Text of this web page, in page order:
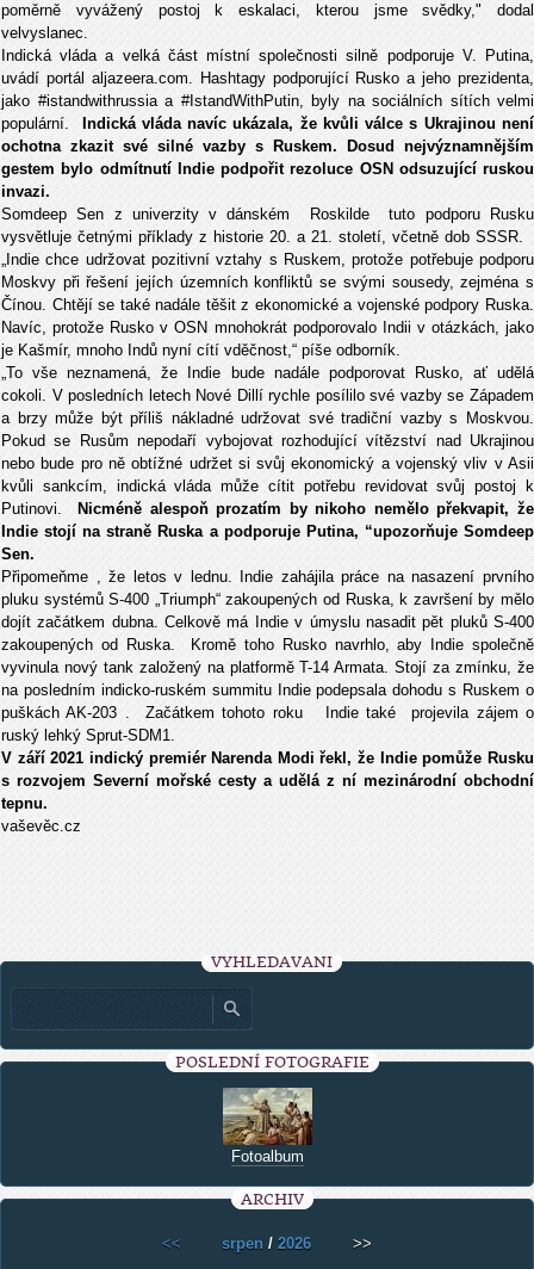
poměrně vyvážený postoj k eskalaci, kterou jsme svědky," dodal
velvyslanec.
Indická vláda a velká část místní společnosti silně podporuje V. Putina,
uvádí portál aljazeera.com. Hashtagy podporující Rusko a jeho prezidenta,
jako #istandwithrussia a #IstandWithPutin, byly na sociálních sítích velmi
populární.
Indická vláda navíc ukázala, že kvůli válce s Ukrajinou není
ochotna zkazit své silné vazby s Ruskem. Dosud nejvýznamnějším
gestem bylo odmítnutí Indie podpořit rezoluce OSN odsuzující ruskou
invazi.
Somdeep Sen z univerzity v dánském Roskilde tuto podporu Rusku
vysvětluje četnými příklady z historie 20. a 21. století, včetně dob SSSR.
„Indie chce udržovat pozitivní vztahy s Ruskem, protože potřebuje podporu
Moskvy při řešení jejích územních konfliktů se svými sousedy, zejména s
Čínou. Chtějí se také nadále těšit z ekonomické a vojenské podpory Ruska.
Navíc, protože Rusko v OSN mnohokrát podporovalo Indii v otázkách, jako
je Kašmír, mnoho Indů nyní cítí vděčnost,“ píše odborník.
„To vše neznamená, že Indie bude nadále podporovat Rusko, ať udělá
cokoli. V posledních letech Nové Dillí rychle posílilo své vazby se Západem
a brzy může být příliš nákladné udržovat své tradiční vazby s Moskvou.
Pokud se Rusům nepodaří vybojovat rozhodující vítězství nad Ukrajinou
nebo bude pro ně obtížné udržet si svůj ekonomický a vojenský vliv v Asii
kvůli sankcím, indická vláda může cítit potřebu revidovat svůj postoj k
Putinovi.
Nicméně alespoň prozatím by nikoho nemělo překvapit, že
Indie stojí na straně Ruska a podporuje Putina, “upozorňuje Somdeep
Sen.
Připomeňme , že letos v lednu. Indie zahájila práce na nasazení prvního
pluku systémů S-400 „Triumph“ zakoupených od Ruska, k završení by mělo
dojít začátkem dubna. Celkově má Indie v úmyslu nasadit pět pluků S-400
zakoupených od Ruska. Kromě toho Rusko navrhlo, aby Indie společně
vyvinula nový tank založený na platformě T-14 Armata. Stojí za zmínku, že
na posledním indicko-ruském summitu Indie podepsala dohodu s Ruskem o
puškách AK-203 . Začátkem tohoto roku Indie také projevila zájem o
ruský lehký Sprut-SDM1.
V září 2021 indický premiér Narenda Modi řekl, že Indie pomůže Rusku
s rozvojem Severní mořské cesty a udělá z ní mezinárodní obchodní
tepnu.
vaševěc.cz
VYHLEDÁVÁNÍ
POSLEDNÍ FOTOGRAFIE
Fotoalbum
ARCHIV
<< srpen / 2026 >>